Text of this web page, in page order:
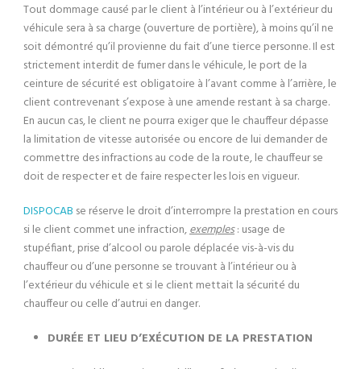
Tout dommage causé par le client à l’intérieur ou à l’extérieur du
véhicule sera à sa charge (ouverture de portière), à moins qu’il ne
soit démontré qu’il provienne du fait d’une tierce personne. Il est
strictement interdit de fumer dans le véhicule, le port de la
ceinture de sécurité est obligatoire à l’avant comme à l’arrière, le
client contrevenant s’expose à une amende restant à sa charge.
En aucun cas, le client ne pourra exiger que le chauffeur dépasse
la limitation de vitesse autorisée ou encore de lui demander de
commettre des infractions au code de la route, le chauffeur se
doit de respecter et de faire respecter les lois en vigueur.
DISPOCAB se réserve le droit d’interrompre la prestation en cours
si le client commet une infraction,exemples: usage de
stupéfiant, prise d’alcool ou parole déplacée vis-à-vis du
chauffeur ou d’une personne se trouvant à l’intérieur ou à
l’extérieur du véhicule et si le client mettait la sécurité du
chauffeur ou celle d’autrui en danger.
DURÉE ET LIEU D’EXÉCUTION DE LA PRESTATION